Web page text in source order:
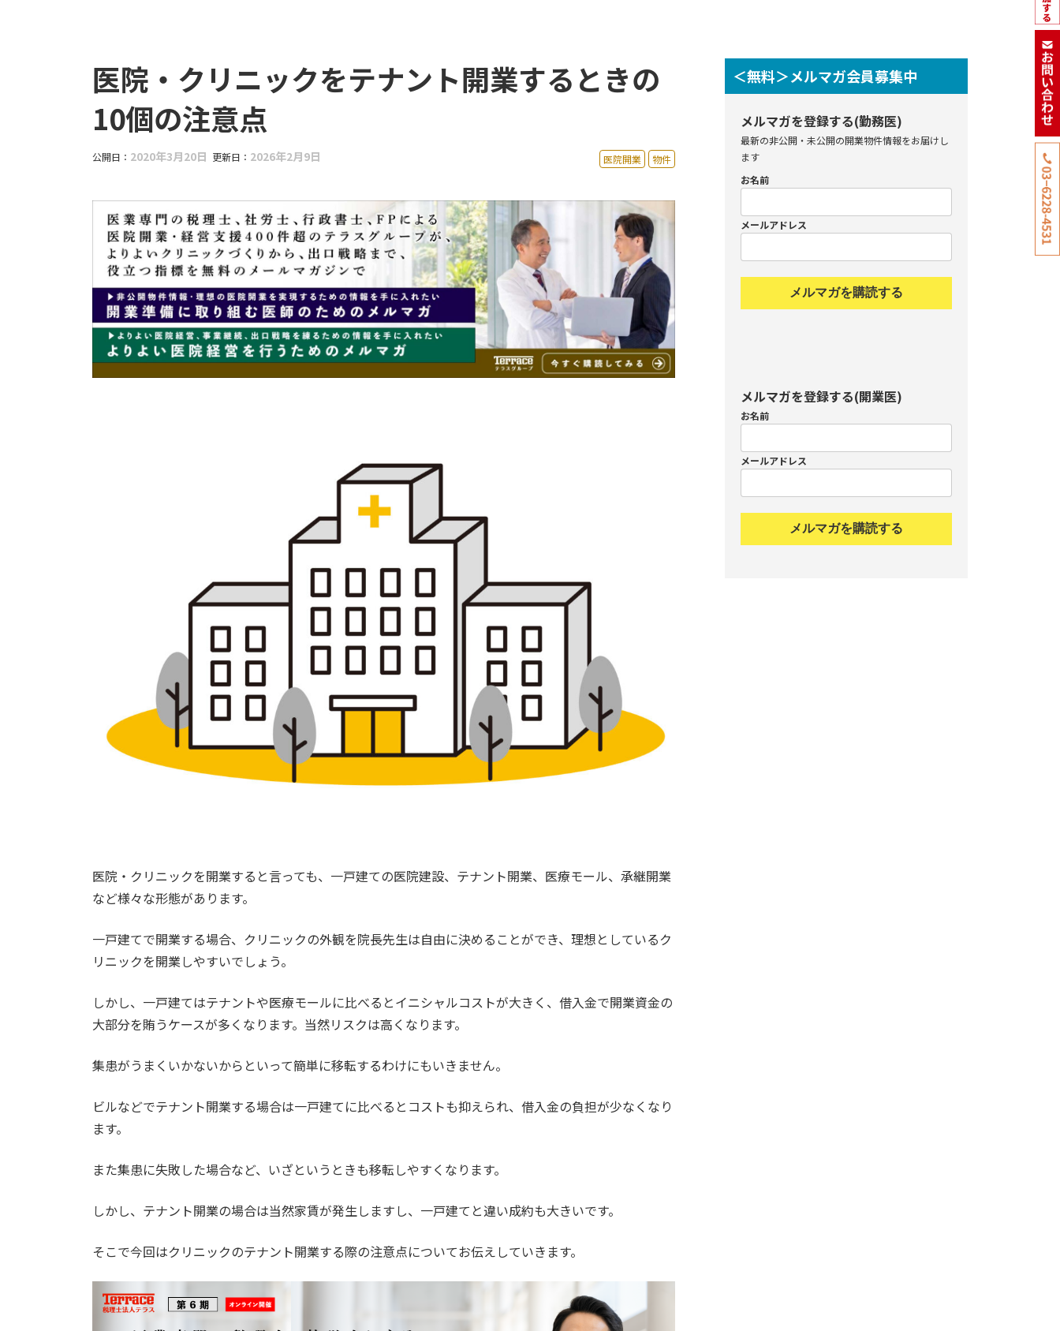
医院・クリニックをテナント開業するときの
10個の注意点
公開日： 2020年3月20日 更新日： 2026年2月9日 医院開業 物件
医院・クリニックを開業すると言っても、一戸建ての医院建設、テナント開業、医療モール、承継開業
など様々な形態があります。
一戸建てで開業する場合、クリニックの外観を院長先生は自由に決めることができ、理想としているク
リニックを開業しやすいでしょう。
しかし、一戸建てはテナントや医療モールに比べるとイニシャルコストが大きく、借入金で開業資金の
大部分を賄うケースが多くなります。当然リスクは高くなります。
集患がうまくいかないからといって簡単に移転するわけにもいきません。
ビルなどでテナント開業する場合は一戸建てに比べるとコストも抑えられ、借入金の負担が少なくなり
ます。
また集患に失敗した場合など、いざというときも移転しやすくなります。
しかし、テナント開業の場合は当然家賃が発生しますし、一戸建てと違い成約も大きいです。
そこで今回はクリニックのテナント開業する際の注意点についてお伝えしていきます。
＜無料＞メルマガ会員募集中
メルマガを登録する(勤務医)
最新の非公開・未公開の開業物件情報をお届けし
ます
お名前
メールアドレス
メルマガを購読する
メルマガを登録する(開業医)
お名前
メールアドレス